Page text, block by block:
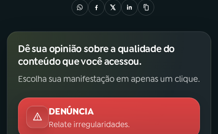
Dê sua opinião sobre a qualidade do
conteúdo que você acessou.
Escolha sua manifestação em apenas um clique.
DENÚNCIA
Relate irregularidades.